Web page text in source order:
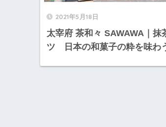
2021年5月18日
太宰府 茶和々 SAWAWA｜抹
ツ 日本の和菓子の粋を味わ